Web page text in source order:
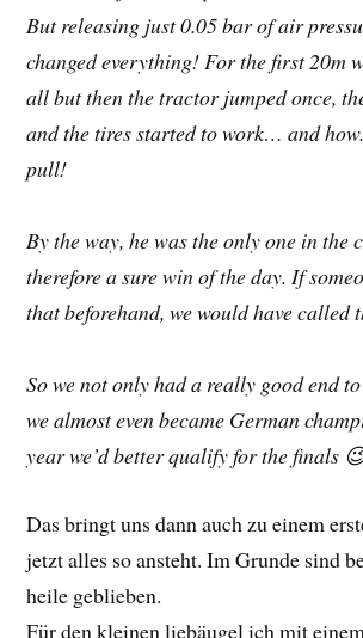
But releasing just 0.05 bar of air
changed everything! For the first 20m
all but then the tractor jumped once,
and the tires started to work… and
pull!
By the way, he was the only one in the
therefore a sure win of the day. If
that beforehand, we would have called
So we not only had a really good end
we almost even became German
year we’d better qualify for the finals
Das bringt uns dann auch zu einem
jetzt alles so ansteht. Im Grunde sind
heile geblieben.
Für den kleinen liebäugel ich mit